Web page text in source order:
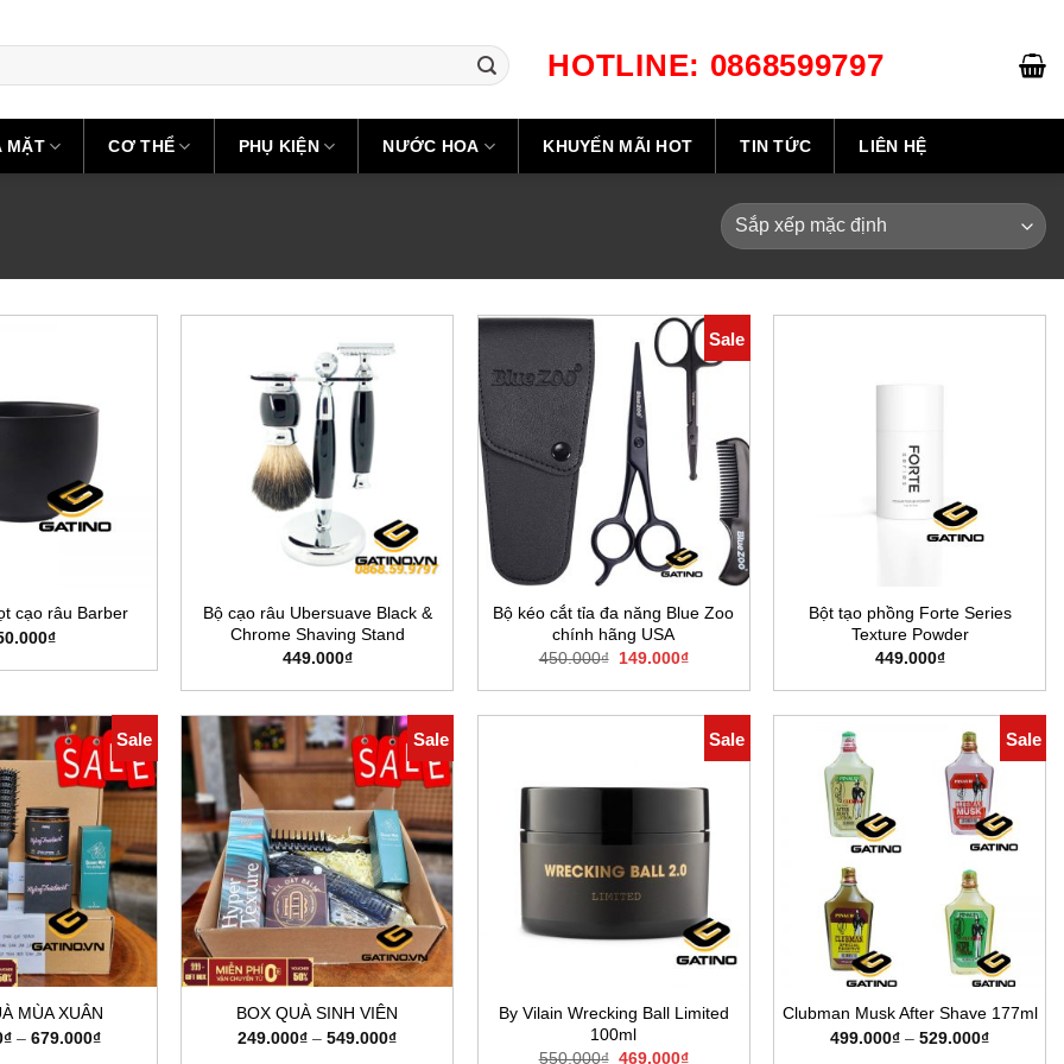
HOTLINE: 0868599797
MẶT CƠ THỂ PHỤ KIỆN NƯỚC HOA KHUYẾN MÃI HOT TIN TỨC LIÊN HỆ
cạo râu Barber
₫
Bộ cạo râu Ubersuave Black &
Chrome Shaving Stand
449.000₫
Sale
Bộ kéo cắt tỉa đa năng Blue Zoo
chính hãng USA
450.000₫ Giá
là:
149.000₫Giá
tại
Bột tạo phồng Forte Series
Texture Powder
449.000₫
Sale
MÙA XUÂN
₫ – 679.000₫Khoảng
Sale
BOX QUÀ SINH VIÊN
249.000₫ – 549.000₫Khoảng
Sale
By Vilain Wrecking Ball Limited
100ml
550.000₫ Giá
469.000₫Giá
Sale
Clubman Musk After Shave 177ml
499.000₫ – 529.000₫Khoảng